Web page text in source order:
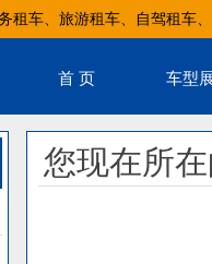
租车、旅游租车、自驾租车
首 页 车型
您现在所